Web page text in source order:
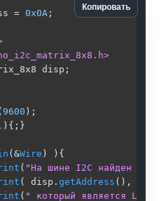
Копировать
= 0x0A
9600
(&Wire )
( "На шине I2C найден
( disp. getAddress (),
( " который является LED